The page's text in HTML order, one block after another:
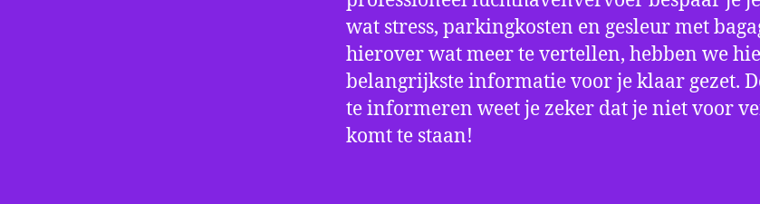
wat stress, parkingkosten en gesleur met
hierover wat meer te vertellen, hebben we
belangrijkste informatie voor je klaar gezet.
te informeren weet je zeker dat je niet voor
komt te staan!